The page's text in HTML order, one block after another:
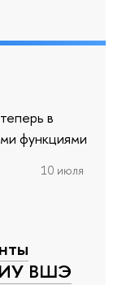
в
функциями
10 июля
ВШЭ